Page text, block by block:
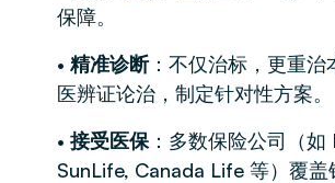
保障。
• 精准诊断：不仅治标，更重治
医辨证论治，制定针对性方案。
• 接受医保 ：多数保险公司（
SunLife, Canada Life 等）覆盖